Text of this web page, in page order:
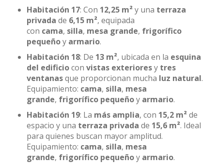
Habitación 17: Con 12,25 m²y una terraza
privada de 6,15 m², equipada
con cama, silla, mesa grande, frigorífico
pequeñoy armario.
Habitación 18: De 13 m², ubicada en la esquina
del edificiocon vistas exterioresy tres
ventanasque proporcionan mucha luz natural.
Equipamiento: cama, silla, mesa
grande, frigorífico pequeñoy armario.
Habitación 19: La más amplia, con 15,2 m²de
espacio y una terraza privada de 15,6 m². Ideal
para quienes buscan mayor amplitud.
Equipamiento: cama, silla, mesa
grande, frigorífico pequeñoy armario.